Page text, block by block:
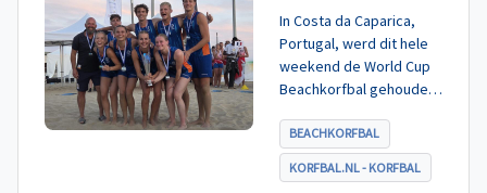
In Costa da Caparica,
Portugal, werd dit hele
weekend de World Cup
Beachkorfbal gehouden.
tegen België, die
eindigde in shoot-outs,
was het Nederland dat
BEACHKORFBAL
KORFBAL.NL - KORFBAL